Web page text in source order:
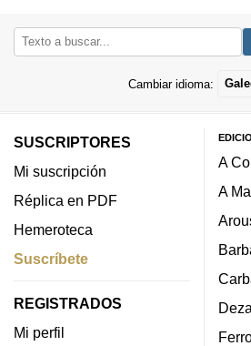
Cambiar idioma:
SUSCRIPTORES
Mi suscripción
Réplica en PDF
Hemeroteca
Suscríbete
REGISTRADOS
Mi perfil
A
A
Deza